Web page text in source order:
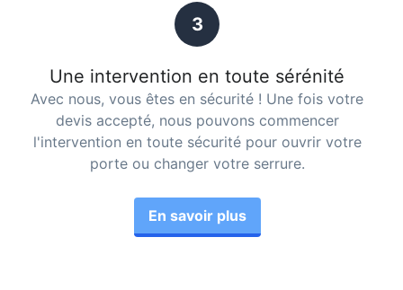
3
Une intervention en toute sérénité
Avec nous, vous êtes en sécurité ! Une fois votre
devis accepté, nous pouvons commencer
l'intervention en toute sécurité pour ouvrir votre
porte ou changer votre serrure.
En savoir plus